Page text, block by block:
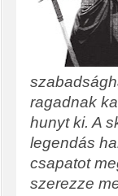
ragadnak
hunyt ki. A
legendás
csapatot
szerezze